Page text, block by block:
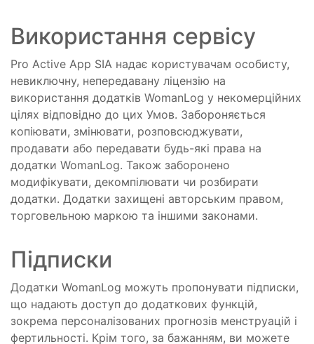
Використання сервісу
Pro Active App SIA надає користувачам особисту,
невиключну, непередавану ліцензію на
використання додатків WomanLog у некомерційних
цілях відповідно до цих Умов. Забороняється
копіювати, змінювати, розповсюджувати,
продавати або передавати будь-які права на
додатки WomanLog. Також заборонено
модифікувати, декомпілювати чи розбирати
додатки. Додатки захищені авторським правом,
торговельною маркою та іншими законами.
Підписки
Додатки WomanLog можуть пропонувати підписки,
що надають доступ до додаткових функцій,
зокрема персоналізованих прогнозів менструацій і
фертильності. Крім того, за бажанням, ви можете